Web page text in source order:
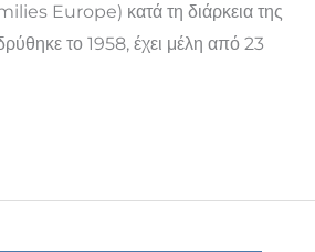
Europe) κατά τη διάρκεια της
το 1958, έχει μέλη από 23